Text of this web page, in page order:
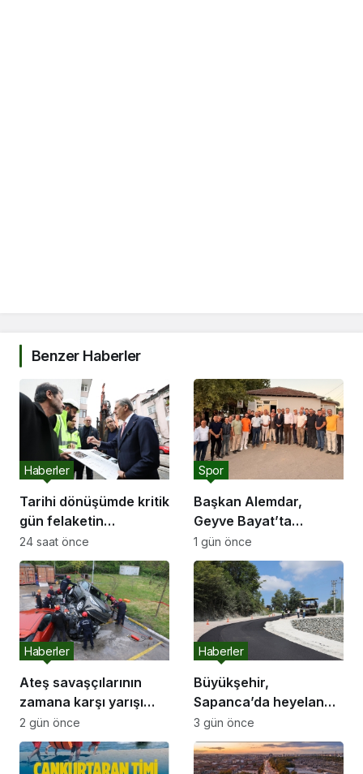
Benzer Haberler
Tarihi dönüşümde kritik
gün felaketin
yıldönümü olan 17
Ağustos
Haberler
24 saat önce
Başkan Alemdar,
Geyve Bayat’ta
hemşehrileriyle
buluştu: “Gençlik ve
spor yatırımlarını
hayata geçirmeye
devam edeceğiz”
Spor
1 gün önce
Ateş savaşçılarının
zamana karşı yarışı
faciaların önüne geçti
Haberler
2 gün önce
Büyükşehir,
Sapanca’da heyelan
riskine karşı yolu
güçlendirdi, ulaşımı
yeniledi
Haberler
3 gün önce